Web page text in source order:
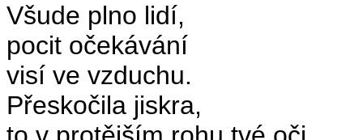
Všude plno lidí,
pocit očekávání
visí ve vzduchu.
Přeskočila jiskra,